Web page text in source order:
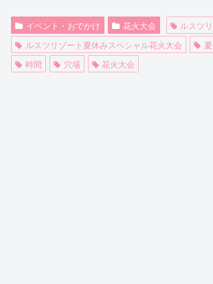
イベント・おでかけ 花火大会
ルスツ
ルスツリゾート夏休みスペシャル花火大会
時間
穴場 花火大会